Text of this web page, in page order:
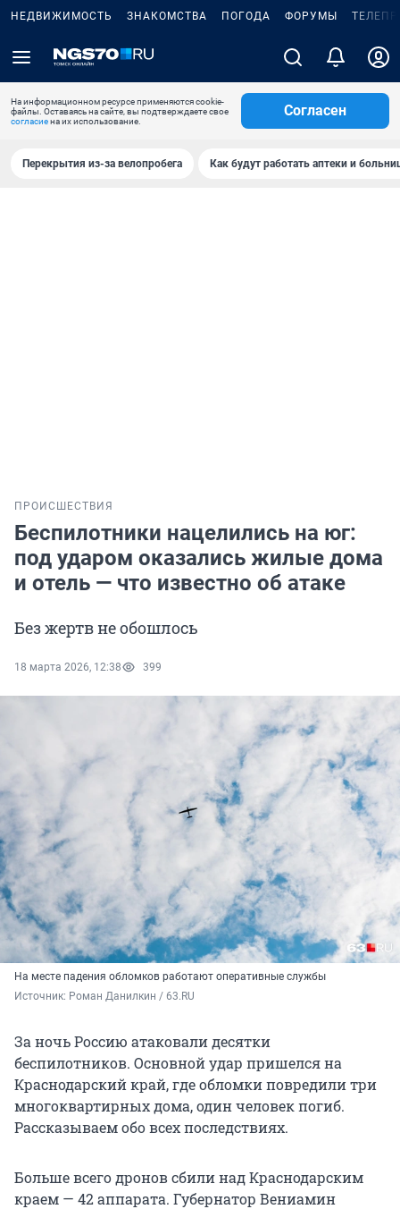
НЕДВИЖИМОСТЬ ЗНАКОМСТВА ПОГОДА ФОРУМЫ
На информационном ресурсе применяются cookie-
файлы. Оставаясь на сайте, вы подтверждаете свое
согласиена их использование.
Согласен
Перекрытия из-за велопробега Как будут работать аптеки и
ПРОИСШЕСТВИЯ
Беспилотники нацелились на юг:
под ударом оказались жилые дома
и отель — что известно об атаке
Без жертв не обошлось
18 марта 2026, 12:38 399
На месте падения обломков работают оперативные службы
Источник: Роман Данилкин / 63.RU
За ночь Россию атаковали десятки
беспилотников. Основной удар пришелся на
Краснодарский край, где обломки повредили три
многоквартирных дома, один человек погиб.
Рассказываем обо всех последствиях.
Больше всего дронов сбили над Краснодарским
краем — 42 аппарата. Губернатор Вениамин